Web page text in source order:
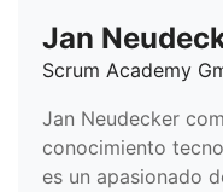
Jan
Scrum Academy
Jan Neudecker
conocimiento
es un apasionado